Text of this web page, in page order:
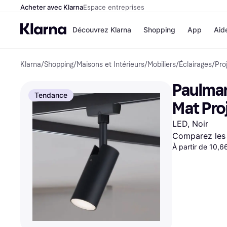
Acheter avec KlarnaEspace entreprises
Découvrez Klarna
Options de
paiement
Payer maintenant
Paiement en 3 fois
Paiement à 30 jours
Klarna sur Apple Pay
Shopping
Magasins
Airbnb
Temu
JD
App
Klarna/Shopping/Maisons et Intérieurs/Mobiliers/Éclairages/
Tendance
Mat
LED, Noir
Comparez
À partir de